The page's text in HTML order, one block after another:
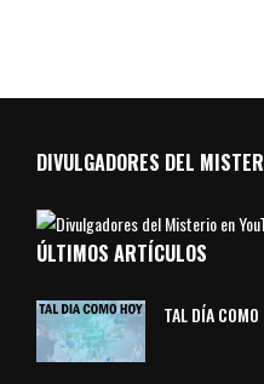
DIVULGADORES DEL
ÚLTIMOS ARTÍCULOS
TAL DÍA